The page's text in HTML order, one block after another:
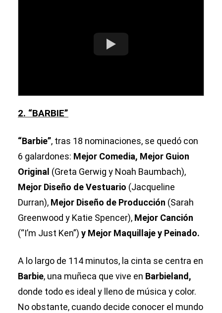
2. “BARBIE”
“Barbie”, tras 18 nominaciones, se quedó con
6 galardones: Mejor Comedia, Mejor Guion
Original (Greta Gerwig y Noah Baumbach),
Mejor Diseño de Vestuario (Jacqueline
Durran), Mejor Diseño de Producción (Sarah
Greenwood y Katie Spencer), Mejor Canción
(“I’m Just Ken”) y Mejor Maquillaje y Peinado.
A lo largo de 114 minutos, la cinta se centra en
Barbie, una muñeca que vive en Barbieland,
donde todo es ideal y lleno de música y color.
No obstante, cuando decide conocer el mundo